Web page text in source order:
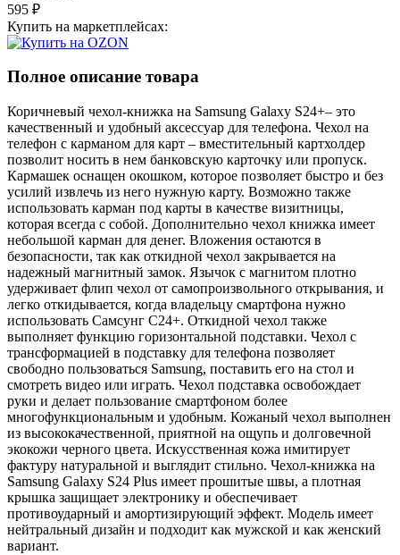
595 ₽
Купить на маркетплейсах:
Полное описание товара
Коричневый чехол-книжка на Samsung Galaxy S24+– это
качественный и удобный аксессуар для телефона. Чехол на
телефон с карманом для карт – вместительный картхолдер
позволит носить в нем банковскую карточку или пропуск.
Кармашек оснащен окошком, которое позволяет быстро и без
усилий извлечь из него нужную карту. Возможно также
использовать карман под карты в качестве визитницы,
которая всегда с собой. Дополнительно чехол книжка имеет
небольшой карман для денег. Вложения остаются в
безопасности, так как откидной чехол закрывается на
надежный магнитный замок. Язычок с магнитом плотно
удерживает флип чехол от самопроизвольного открывания, и
легко откидывается, когда владельцу смартфона нужно
использовать Самсунг С24+. Откидной чехол также
выполняет функцию горизонтальной подставки. Чехол с
трансформацией в подставку для телефона позволяет
свободно пользоваться Samsung, поставить его на стол и
смотреть видео или играть. Чехол подставка освобождает
руки и делает пользование смартфоном более
многофункциональным и удобным. Кожаный чехол выполнен
из высококачественной, приятной на ощупь и долговечной
экокожи черного цвета. Искусственная кожа имитирует
фактуру натуральной и выглядит стильно. Чехол-книжка на
Samsung Galaxy S24 Plus имеет прошитые швы, а плотная
крышка защищает электронику и обеспечивает
противоударный и амортизирующий эффект. Модель имеет
нейтральный дизайн и подходит как мужской и как женский
вариант.